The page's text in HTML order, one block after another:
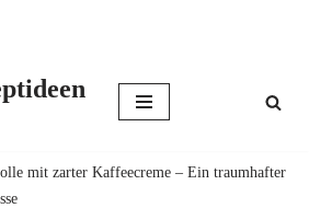
mit zarter Kaffeecreme – Ein traumhafter